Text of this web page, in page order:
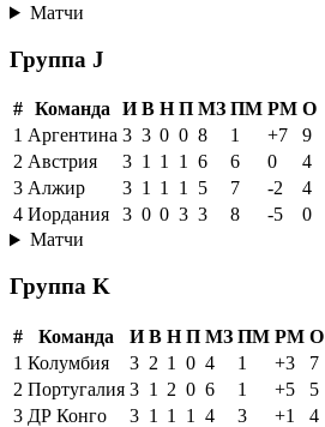
Матчи
Группа J
# Команда И В Н П МЗ ПМ РМ О
1 Аргентина 3 3 0 0 8 1 +7
9
2 Австрия 3 1 1 1 6 6 0
4
3 Алжир 3 1 1 1 5 7 -2
4
4 Иордания 3 0 0 3 3 8 -5
0
Матчи
Группа K
# Команда И В Н П МЗ ПМ РМ О
1 Колумбия 3 2 1 0 4 1 +3
7
2 Португалия 3 1 2 0 6 1 +5
5
3 ДР Конго 3 1 1 1 4 3 +1
4